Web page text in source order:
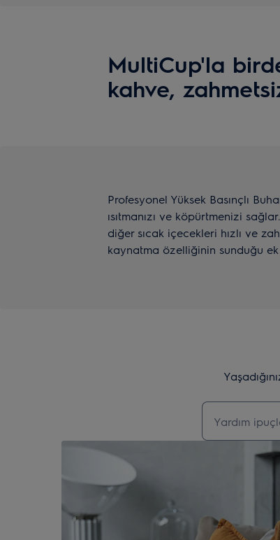
MultiCup'la
kahve,
Profesyonel Yüksek Basınçlı
ısıtmanızı ve köpürtmenizi
diğer sıcak içecekleri hızlı ve
kaynatma özelliğinin sunduğu ek
Destek